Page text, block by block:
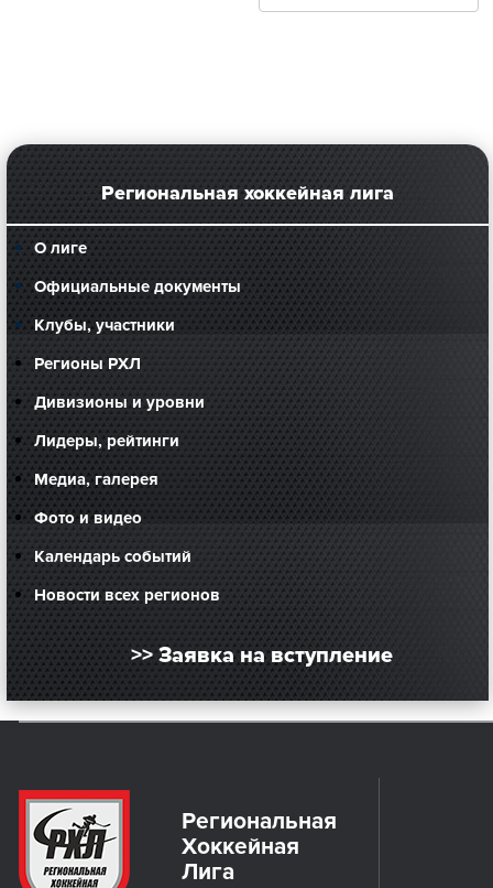
Региональная хоккейная лига
О лиге
Официальные документы
Клубы, участники
Регионы РХЛ
Дивизионы и уровни
Лидеры, рейтинги
Медиа, галерея
Фото и видео
Календарь событий
Новости всех регионов
>> Заявка на вступление
Региональная
Хоккейная
Лига